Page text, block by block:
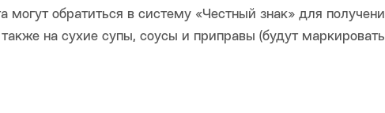
могут обратиться в систему «Честный знак» для
на сухие супы, соусы и приправы (будут